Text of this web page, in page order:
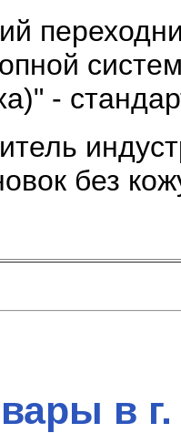
-
без
в